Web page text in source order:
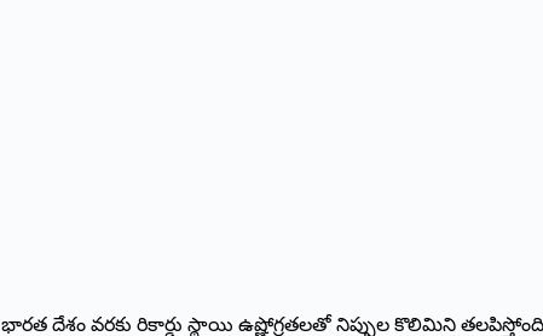
దేశం వరకు రికార్డు స్థాయి ఉష్ణోగ్రతలతో నిప్పుల కొలిమిని